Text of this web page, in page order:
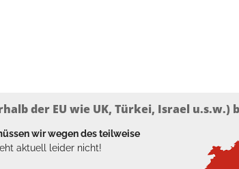
der EU wie UK, Türkei, Israel u.s.w.)
wir wegen des teilweise
aktuell leider nicht!